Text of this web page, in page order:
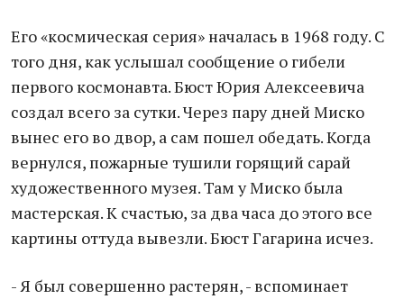
Его «космическая серия» началась в 1968 году. С
того дня, как услышал сообщение о гибели
первого космонавта. Бюст Юрия Алексеевича
создал всего за сутки. Через пару дней Миско
вынес его во двор, а сам пошел обедать. Когда
вернулся, пожарные тушили горящий сарай
художественного музея. Там у Миско была
мастерская. К счастью, за два часа до этого все
картины оттуда вывезли. Бюст Гагарина исчез.
- Я был совершенно растерян, - вспоминает